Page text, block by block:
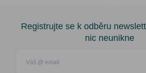
Registrujte se k odběru
nic neunikne